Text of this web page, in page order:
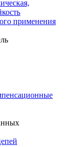
применения